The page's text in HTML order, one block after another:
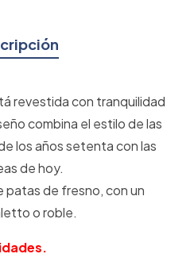
revestida con tranquilidad
combina el estilo de las
los años setenta con las
de hoy.
patas de fresno, con un
o roble.